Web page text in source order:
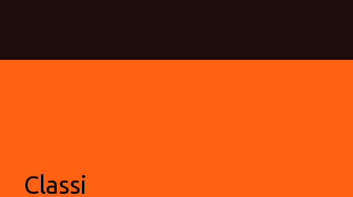
Classi